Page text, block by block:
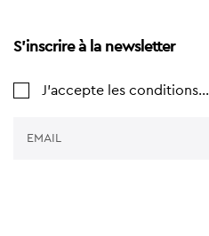
S'inscrire à la newsletter
J'accepte les conditions...